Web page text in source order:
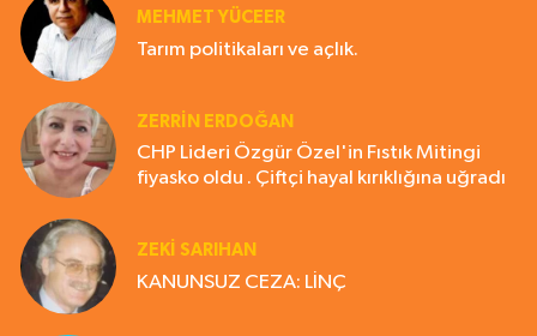
MEHMET YÜCEER
Tarım politikaları ve açlık.
ZERRIN ERDOĞAN
CHP Lideri Özgür Özel'in Fıstık Mitingi
fiyasko oldu . Çiftçi hayal kırıklığına uğradı
ZEKI SARIHAN
KANUNSUZ CEZA: LİNÇ